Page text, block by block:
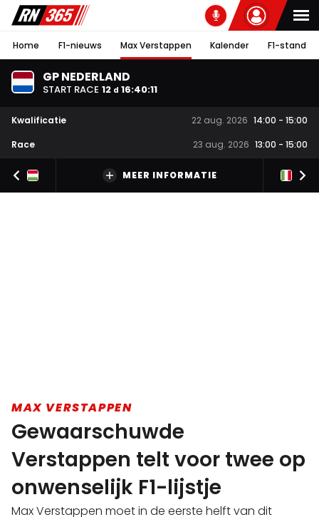
Home F1-nieuws Max Verstappen Kalender F1-stand
GP NEDERLAND
START RACE 12 d 16:40:10
Kwalificatie 22 aug. 2026 14:00 - 15:00
Race
23 aug. 2026 13:00 - 15:00
MEER INFORMATIE
MAX VERSTAPPEN
Gewaarschuwde
Verstappen telt voor twee op
onwenselijk F1-lijstje
Max Verstappen moet in de eerste helft van dit